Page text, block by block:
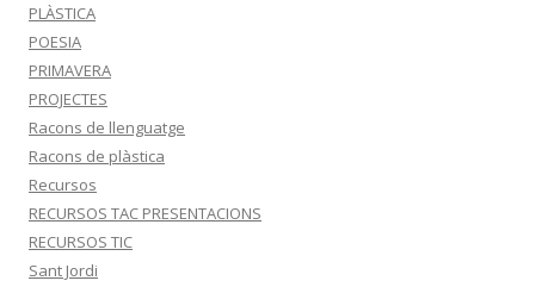
PLÀSTICA
POESIA
PRIMAVERA
PROJECTES
Racons de llenguatge
Racons de plàstica
Recursos
RECURSOS TAC PRESENTACIONS
RECURSOS TIC
Sant Jordi